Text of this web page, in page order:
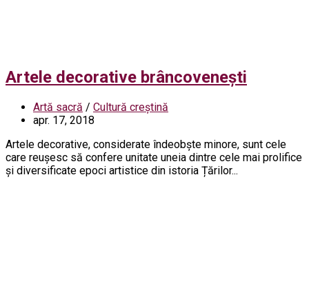
Artele decorative brâncovenești
Artă sacră / Cultură creștină
apr. 17, 2018
Artele decorative, considerate îndeobște minore, sunt cele
care reușesc să confere unitate uneia dintre cele mai prolifice
și diversificate epoci artistice din istoria Țărilor...